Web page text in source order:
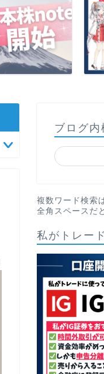
ブログ内
複数ワード検索
全角スペースだ
私がトレー